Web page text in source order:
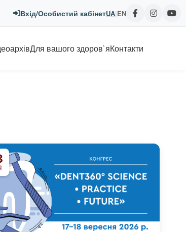
Вхід/Особистий кабінетUA|EN
Для вашого здоров`яКонтакти